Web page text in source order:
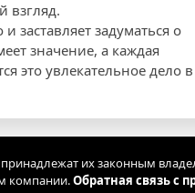
взгляд.
заставляет задуматься о
значение, а каждая
это увлекательное дело в
их законным
компании.Обратная связь с